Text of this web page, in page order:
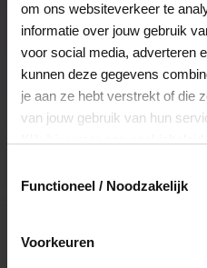
om ons websiteverkeer te
informatie over jouw gebruik
voor social media, adverteren
kunnen deze gegevens
je aan ze hebt verstrekt of die
van jouw gebruik van hun
Functioneel / Noodzakelijk
Voorkeuren
Maak account aan